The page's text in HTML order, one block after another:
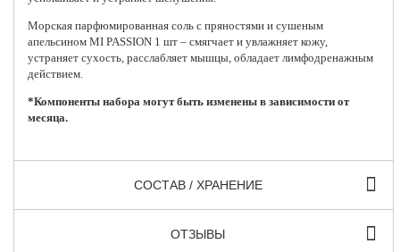
Морская парфюмированная соль с пряностями и сушеным
апельсином MI PASSION 1 шт – смягчает и увлажняет кожу,
устраняет сухость, расслабляет мышцы, обладает лимфодренажным
действием.
*Компоненты набора могут быть изменены в зависимости от
месяца.
СОСТАВ / ХРАНЕНИЕ
ОТЗЫВЫ